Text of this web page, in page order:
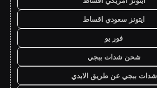
ايتونز سعودي اقساط
فور يو
شحن شدات ببجي
شدات ببجي عن طريق الايدي